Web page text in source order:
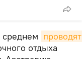
среднем проводят
отдыха